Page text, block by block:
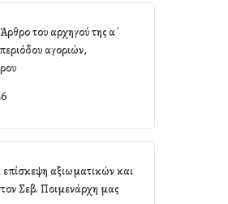
του αρχηγού της α΄
αγοριών,
επίσκεψη αξιωματικών και
Σεβ. Ποιμενάρχη μας